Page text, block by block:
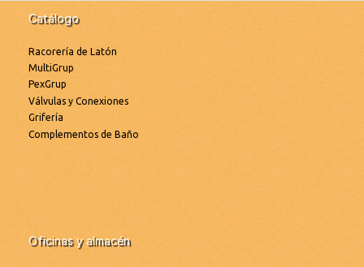
Catálogo
Racorería de Latón
MultiGrup
PexGrup
Válvulas y Conexiones
Grifería
Complementos de Baño
Oficinas y almacén